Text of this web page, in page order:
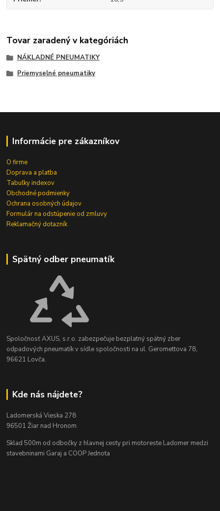
Tovar zaradený v kategóriách
NÁKLADNÉ PNEUMATIKY
Priemyselné pneumatiky
Informácie pre zákazníkov
O firme
Doprava a platba
Tabuľky indexov
Obchodné podmienky
Ochrana osobných údajov
Formulár na odstúpenie od zmluvy
Reklamačný dotazník
Spätný odber pneumatík
Spoločnosť AXUS, s.r.o. zabezpečuje bezplatný spätný zber
odpadových pneumatík v sídle spoločnosti na ul. Geromettova 78,
96621 Lovča.
Kde nás nájdete?
Ladomerská Vieska 278
96501 Žiar nad Hronom
Sklad 500m od odbočky z hlavnej cesty pri motoreste Ladomer medzi
stavebninami Garaj a COOP Jednota